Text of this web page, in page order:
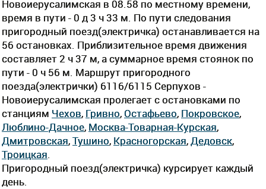
Новоиерусалимская в 08.58 по местному времени,
время в пути - 0 д 3 ч 33 м. По пути следования
пригородный поезд(электричка) останавливается на
56 остановках. Приблизительное время движения
составляет 2 ч 37 м, а суммарное время стоянок по
пути - 0 ч 56 м. Маршрут пригородного
поезда(электрички) 6116/6115 Серпухов -
Новоиерусалимская пролегает c остановками по
станциям Чехов, Гривно,Остафьево, Покровское,
Люблино-Дачное, Москва-Товарная-Курская,
Дмитровская,Тушино, Красногорская, Дедовск,
Троицкая
Пригородный поезд(электричка) курсирует каждый
день.